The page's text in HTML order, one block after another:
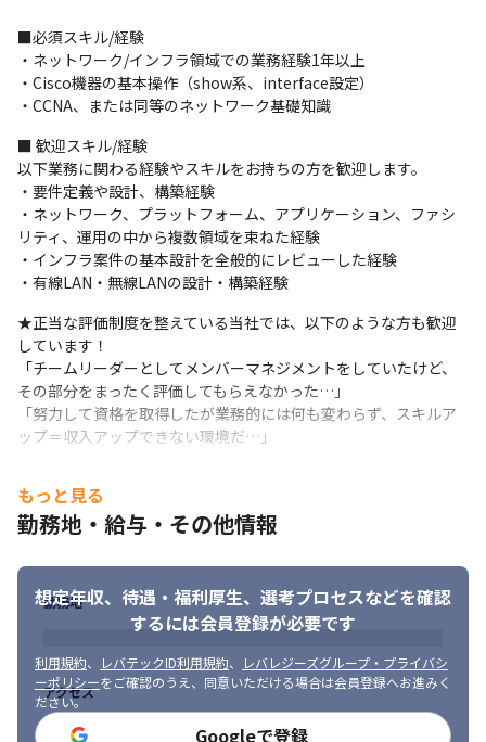
・基幹システム更改に伴う多拠点NW再設計
・障害常習環境の根本的再構築（可用性改善）
【育成と評価の仕組み】
・キャリアアドバイザー、営業による定期的なキャリア面談も実
施
・資格取得支援制度…受験費用負担、祝い金あり
・案件単価だけでなく、スキルも評価。
そのため、スキルアップが直接報酬に結びつくやりがいがあり
ます。
【技術スタック例】
・NW: Cisco Juniper Aruba L2 L3設計、FW ACL、LB
・プロトコル: OSPF BGP VLAN VRRP LACP
・セキュリティ: RADIUS NAC 802.1X
・監視運用: SNMP Syslog フロー解析
・自動化: Ansible Python
・仮想/クラウド接続: VMware AWS連携など
■必須スキル/経験
・ネットワーク/インフラ領域での業務経験1年以上
・Cisco機器の基本操作（show系、interface設定）
・CCNA、または同等のネットワーク基礎知識
■ 歓迎スキル/経験
以下業務に関わる経験やスキルをお持ちの方を歓迎します。
・要件定義や設計、構築経験
・ネットワーク、プラットフォーム、アプリケーション、ファシ
リティ、運用の中から複数領域を束ねた経験
・インフラ案件の基本設計を全般的にレビューした経験
・有線LAN・無線LANの設計・構築経験
★正当な評価制度を整えている当社では、以下のような方も歓迎
しています！
「チームリーダーとしてメンバーマネジメントをしていたけど、
その部分をまったく評価してもらえなかった…」
「努力して資格を取得したが業務的には何も変わらず、スキルア
ップ＝収入アップできない環境だ…」
・安定した環境で、安心して長く働き続けたい方
・新しい知識・スキルを身につけたい方
もっと見る
勤務地・給与・その他情報
想定年収、待遇・福利厚生、 選考プロセスなどを確認
するには会員登録が必要です
利用規約、 レバテックID利用規約、
レバレジーズグループ・プライバシ
ーポリシーをご確認のうえ、同意いただける場合は会員登録へお進みく
ださい。
Googleで登録
勤務地
アクセス